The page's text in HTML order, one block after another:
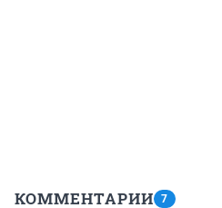
КОММЕНТАРИИ 7